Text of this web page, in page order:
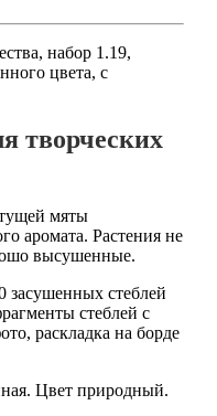
набор 1.19,
цвета, с
творческих
мяты
аромата. Растения не
высушенные.
засушенных стеблей
стеблей с
раскладка на борде
Цвет природный.